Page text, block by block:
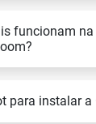
funcionam na
para instalar a